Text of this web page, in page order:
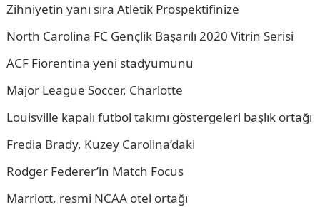
Zihniyetin yanı sıra Atletik Prospektifinize
North Carolina FC Gençlik Başarılı 2020 Vitrin Serisi
ACF Fiorentina yeni stadyumunu
Major League Soccer, Charlotte
Louisville kapalı futbol takımı göstergeleri başlık ortağı
Fredia Brady, Kuzey Carolina’daki
Rodger Federer’in Match Focus
Marriott, resmi NCAA otel ortağı